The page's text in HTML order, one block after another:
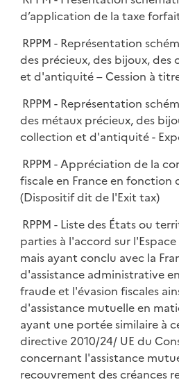
d’application de la taxe
RPPM - Représentation
des précieux, des bijoux,
et d'antiquité – Cession à
RPPM - Représentation
des métaux précieux, des
collection et d'antiquité -
RPPM - Appréciation de la
fiscale en France en fonction
(Dispositif dit de l'Exit tax)
RPPM - Liste des États ou
parties à l'accord sur
mais ayant conclu avec la
d'assistance administrative
fraude et l'évasion fiscales
d'assistance mutuelle en
ayant une portée similaire à
directive 2010/24/ UE du
concernant l'assistance
recouvrement des créances